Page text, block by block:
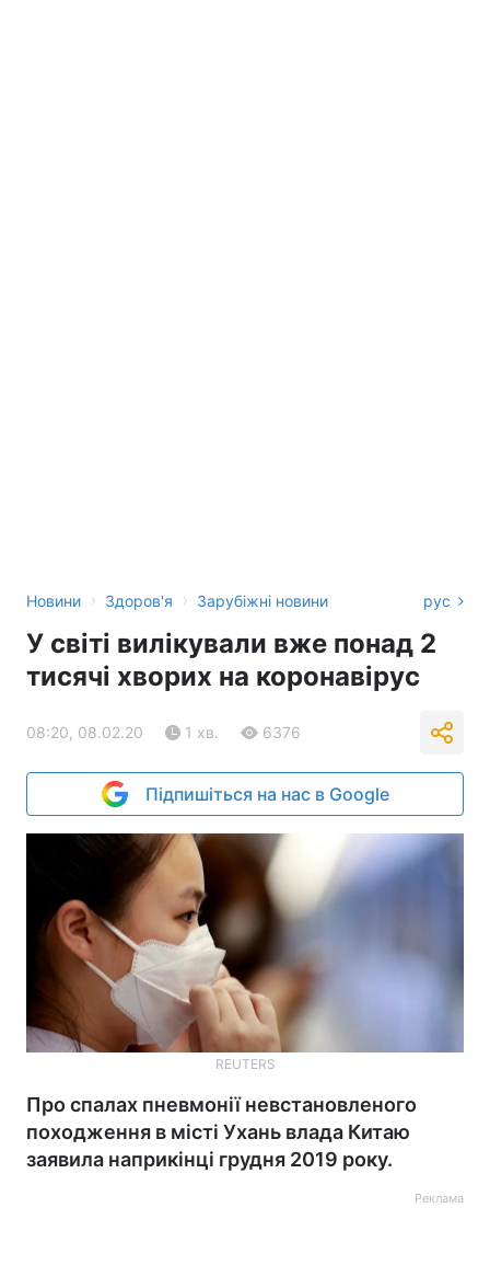
Новини › Здоров'я › Зарубіжні новини рус
У світі вилікували вже понад 2
тисячі хворих на коронавірус
08:20, 08.02.20 1 хв. 6376
Підпишіться на нас в Google
REUTERS
Про спалах пневмонії невстановленого
походження в місті Ухань влада Китаю
заявила наприкінці грудня 2019 року.
Реклама